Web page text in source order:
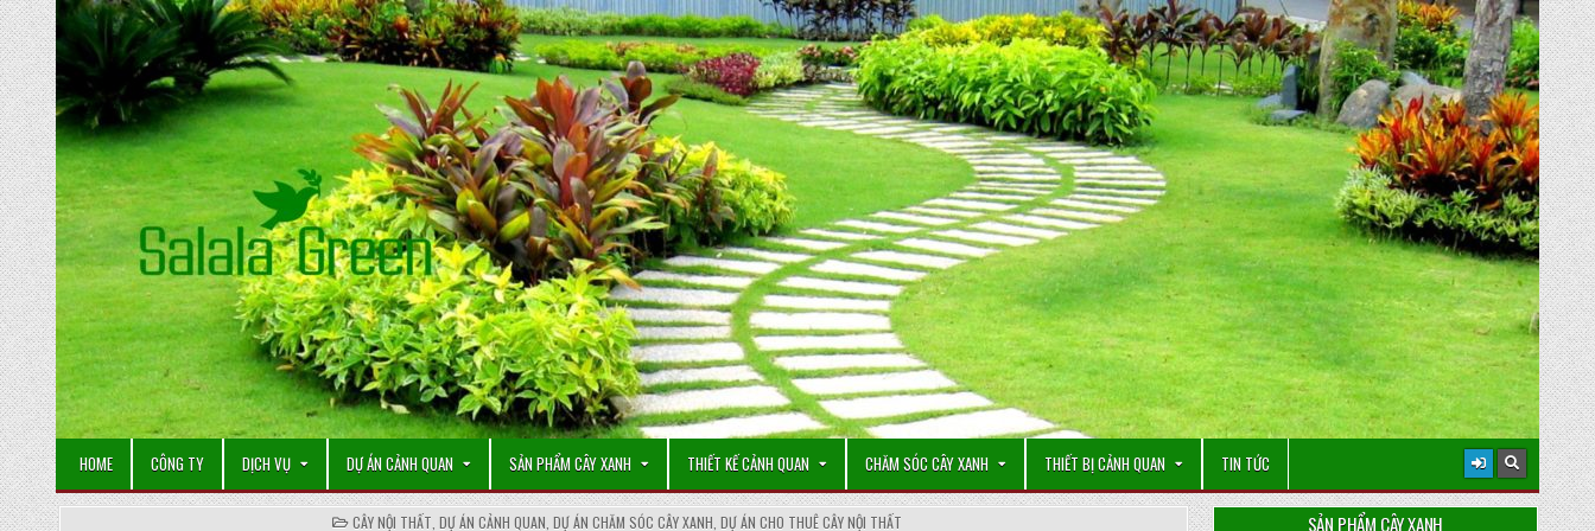
Skip
to
content
HOME CÔNG TY DỊCH VỤ DỰ ÁN CẢNH QUAN SẢN PHẨM CÂY XANH THIẾT KẾ CẢNH QUAN CHĂM SÓC CÂY XANH THIẾT BỊ CẢNH QUAN TIN TỨC
POSTED
CÂY NỘI THẤT ,DỰ ÁN CẢNH QUAN ,DỰ ÁN CHĂM SÓC CÂY XANH ,DỰ ÁN CHO THUÊ CÂY NỘI THẤT SẢN PHẨM CÂY XANH